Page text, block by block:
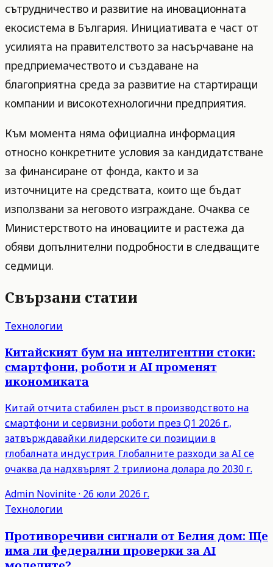
сътрудничество и развитие на иновационната
екосистема в България. Инициативата е част от
усилията на правителството за насърчаване на
предприемачеството и създаване на
благоприятна среда за развитие на стартиращи
компании и високотехнологични предприятия.
Към момента няма официална информация
относно конкретните условия за кандидатстване
за финансиране от фонда, както и за
източниците на средствата, които ще бъдат
използвани за неговото изграждане. Очаква се
Министерството на иновациите и растежа да
обяви допълнителни подробности в следващите
седмици.
Свързани статии
Технологии
Китайският бум на интелигентни стоки:
смартфони, роботи и AI променят
икономиката
Китай отчита стабилен ръст в производството на
смартфони и сервизни роботи през Q1 2026 г.,
затвърждавайки лидерските си позиции в
глобалната индустрия. Глобалните разходи за AI се
очаква да надхвърлят 2 трилиона долара до 2030 г.
Admin Novinite· 26 юли 2026 г.
Технологии
Противоречиви сигнали от Белия дом: Ще
има ли федерални проверки за AI